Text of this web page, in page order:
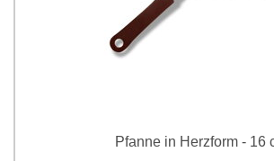
Pfanne in Herzform - 16